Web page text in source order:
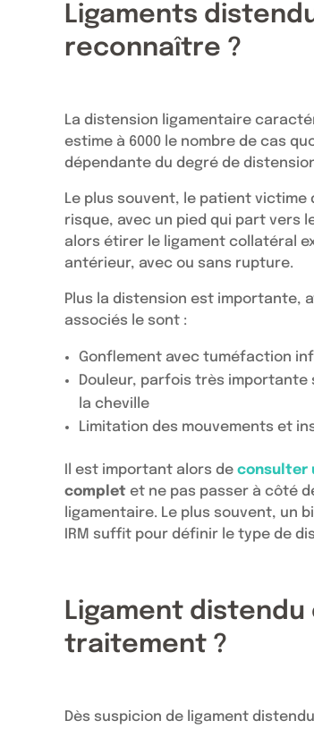
Ligaments
reconnaître ?
La distension ligamentaire
estime à 6000 le nombre de cas
dépendante du degré de
Le plus souvent, le patient victime
risque, avec un pied qui part vers
alors étirer le ligament collatéral
antérieur, avec ou sans rupture.
Plus la distension est importante,
associés le sont :
Gonflement avec tuméfaction
Douleur, parfois très
la cheville
Limitation des mouvements et
Il est important alors de consulter
complet et ne pas passer à côté
ligamentaire. Le plus souvent, un
IRM suffit pour définir le type de
Ligament
traitement ?
Dès suspicion de ligament